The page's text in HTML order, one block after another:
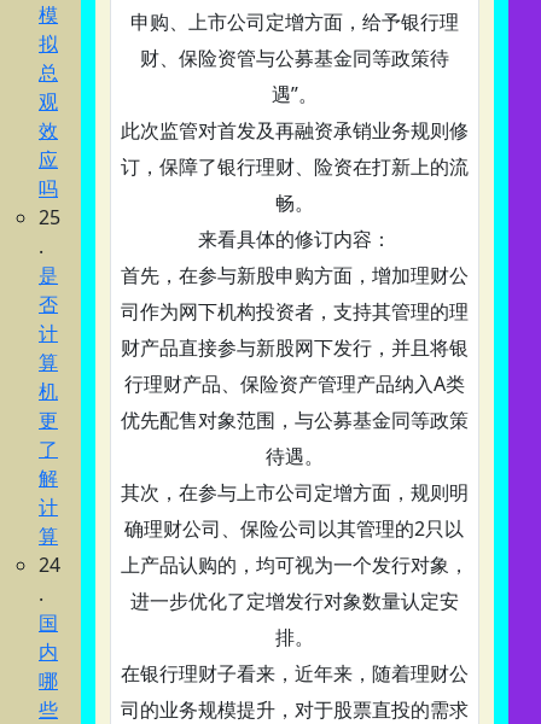
模
拟
总
观
效
应
吗
25
.
是
否
计
算
机
更
了
解
计
算
24
.
国
内
哪
些
申购、上市公司定增方面，给予银行理
财、保险资管与公募基金同等政策待
遇”。
此次监管对首发及再融资承销业务规则修
订，保障了银行理财、险资在打新上的流
畅。
来看具体的修订内容：
首先，在参与新股申购方面，增加理财公
司作为网下机构投资者，支持其管理的理
财产品直接参与新股网下发行，并且将银
行理财产品、保险资产管理产品纳入A类
优先配售对象范围，与公募基金同等政策
待遇。
其次，在参与上市公司定增方面，规则明
确理财公司、保险公司以其管理的2只以
上产品认购的，均可视为一个发行对象，
进一步优化了定增发行对象数量认定安
排。
在银行理财子看来，近年来，随着理财公
司的业务规模提升，对于股票直投的需求